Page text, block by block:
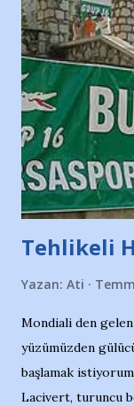
Tehlikeli
Yazan: Ati
Mondiali den
yüzümüzden
başlamak istiyorum
Lacivert, turuncu